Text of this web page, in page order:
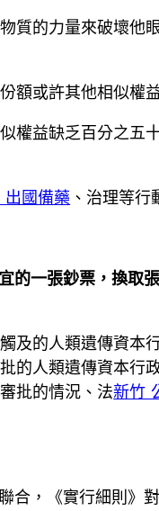
質的力量來破壞他
額或許其他相似權益
權益缺乏百分之五
出國備藥 、治理等行
的一張鈔票，換取
及的人類遺傳資本
的人類遺傳資本行
批的情況、法新竹
合，《實行細則》